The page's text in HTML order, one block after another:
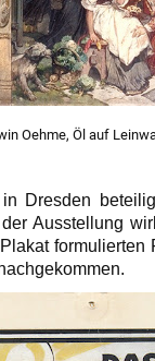
Oehme, Öl auf
Dresden
Ausstellung